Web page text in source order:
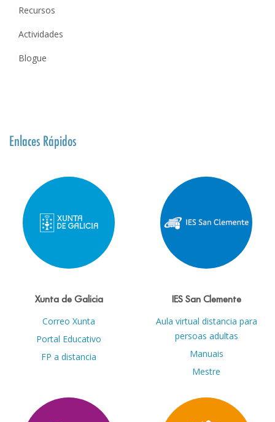
Recursos
Actividades
Blogue
Enlaces Rápidos
Xunta de Galicia
Correo Xunta
Portal Educativo
FP a distancia
IES San Clemente
Aula virtual distancia para
persoas adultas
Manuais
Mestre